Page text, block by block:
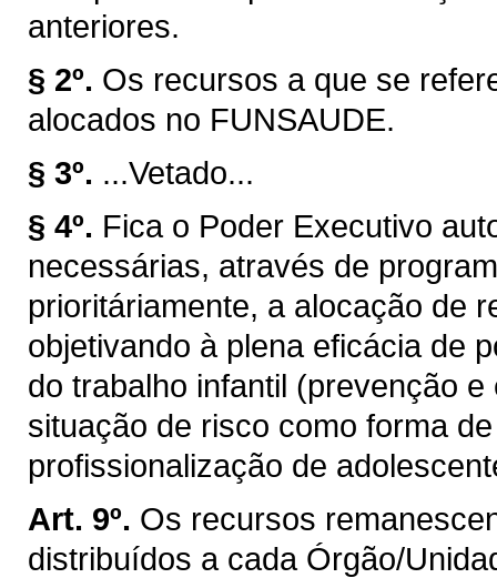
anteriores.
§ 2º. Os recursos a que se
alocados no FUNSAUDE.
§ 3º. ...Vetado...
§ 4º. Fica o Poder Executivo
necessárias, através de
prioritáriamente, a alocação de
objetivando à plena eficácia de
do trabalho infantil (prevenção
situação de risco como forma
profissionalização de
Art. 9º. Os recursos
distribuídos a cada Órgão/